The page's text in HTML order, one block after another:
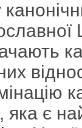
яка є